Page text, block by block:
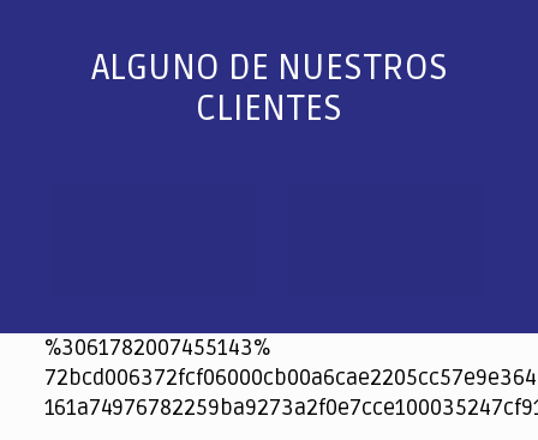
ALGUNO DE NUESTROS
CLIENTES
%3061782007455143%